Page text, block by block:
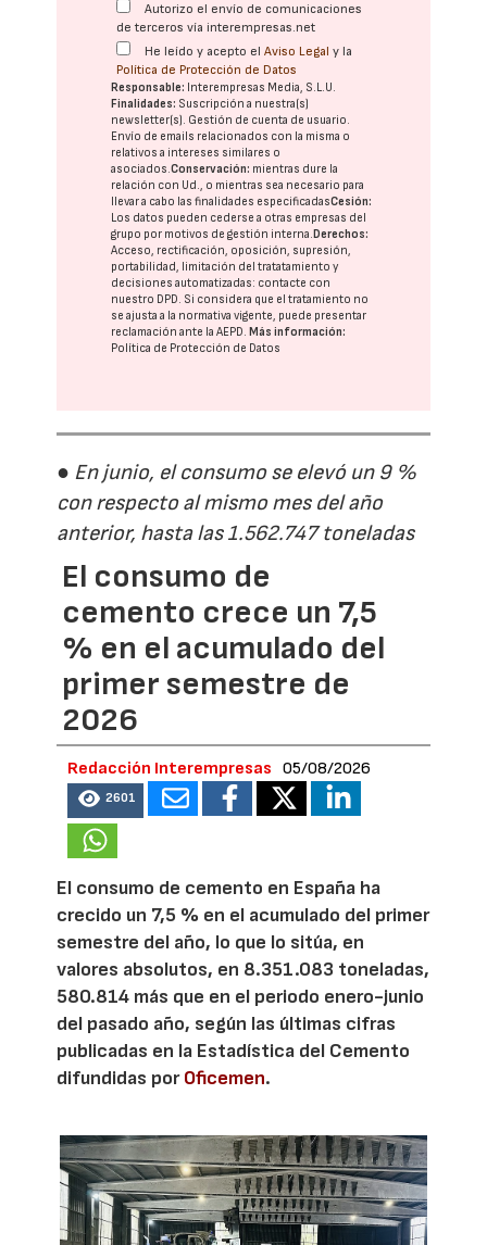
Autorizo el envío de comunicaciones
de terceros vía interempresas.net
He leído y acepto elAviso Legal y la
Política de Protección de Datos
Responsable: Interempresas Media, S.L.U.
Finalidades: Suscripción a nuestra(s)
newsletter(s). Gestión de cuenta de usuario.
Envío de emails relacionados con la misma o
relativos a intereses similares o
asociados.Conservación: mientras dure la
relación con Ud., o mientras sea necesario para
llevar a cabo las finalidades especificadasCesión:
Los datos pueden cederse a otras empresas del
grupo por motivos de gestión interna. Derechos:
Acceso, rectificación, oposición, supresión,
portabilidad, limitación del tratatamiento y
decisiones automatizadas: contacte con
nuestro DPD. Si considera que el tratamiento no
se ajusta a la normativa vigente, puede presentar
reclamación ante laAEPD. Más información:
Política de Protección de Datos
● En junio, el consumo se elevó un 9 %
con respecto al mismo mes del año
anterior, hasta las 1.562.747 toneladas
El consumo de
cemento crece un 7,5
% en el acumulado del
primer semestre de
2026
Redacción Interempresas 05/08/2026
2601
El consumo de cemento en España ha
crecido un 7,5 % en el acumulado del primer
semestre del año, lo que lo sitúa, en
valores absolutos, en 8.351.083 toneladas,
580.814 más que en el periodo enero-junio
del pasado año, según las últimas cifras
publicadas en la Estadística del Cemento
difundidas porOficemen.